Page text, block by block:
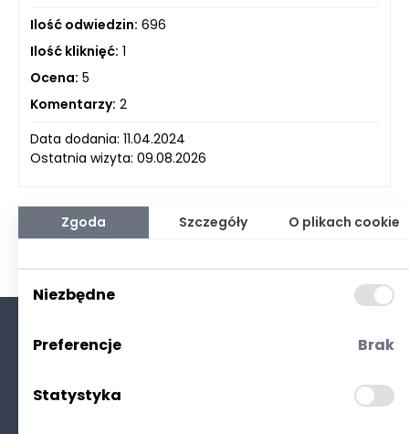
Ilość odwiedzin: 696
Ilość kliknięć: 1
Ocena: 5
Komentarzy: 2
Data dodania: 11.04.2024
Ostatnia wizyta: 09.08.2026
Polityka prywatności
Zgoda Szczegóły O plikach cookie
Niezbędne
Preferencje Brak
Statystyka